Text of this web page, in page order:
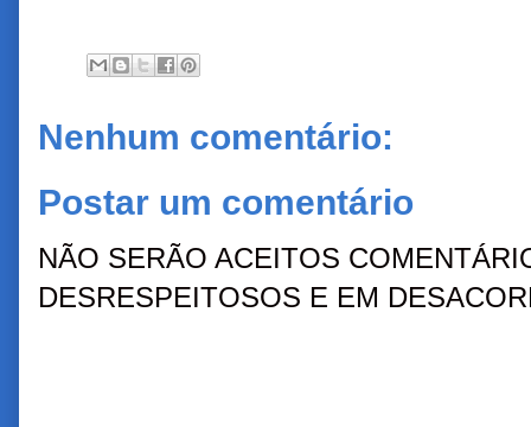
Nenhum comentário:
Postar um comentário
NÃO SERÃO ACEITOS
DESRESPEITOSOS E EM